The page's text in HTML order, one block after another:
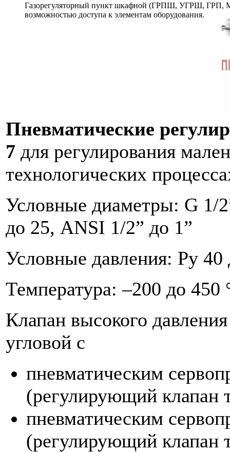
Газорегуляторный пункт шкафной (ГРПШ, УГРШ, ГРП,
возможностью доступа к элементам оборудования.
Пневматические
7 для регулирования
технологических
Условные диаметры: G 1/
до 25, ANSI 1/2” до 1”
Условные давления: Ру
Температура: –200 до 450
Клапан высокого
угловой с
пневматическим
(регулирующий клапан
пневматическим
(регулирующий клапан